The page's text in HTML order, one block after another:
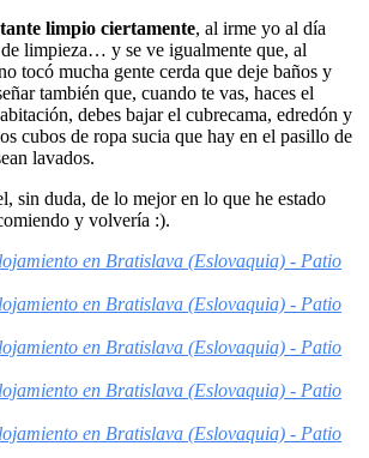
limpio ciertamente, al irme yo al día
limpieza… y se ve igualmente que, al
tocó mucha gente cerda que deje baños y
también que, cuando te vas, haces el
debes bajar el cubrecama, edredón y
cubos de ropa sucia que hay en el pasillo de
lavados.
sin duda, de lo mejor en lo que he estado
y volvería :).